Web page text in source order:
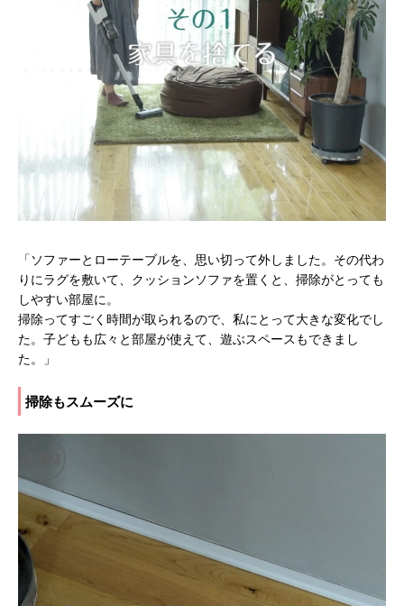
「ソファーとローテーブルを、思い切って外しました。その代わ
りにラグを敷いて、クッションソファを置くと、掃除がとっても
しやすい部屋に。
掃除ってすごく時間が取られるので、私にとって大きな変化でし
た。子どもも広々と部屋が使えて、遊ぶスペースもできまし
た。」
掃除もスムーズに